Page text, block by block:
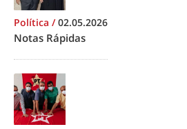
Política /02.05.2026
Notas Rápidas